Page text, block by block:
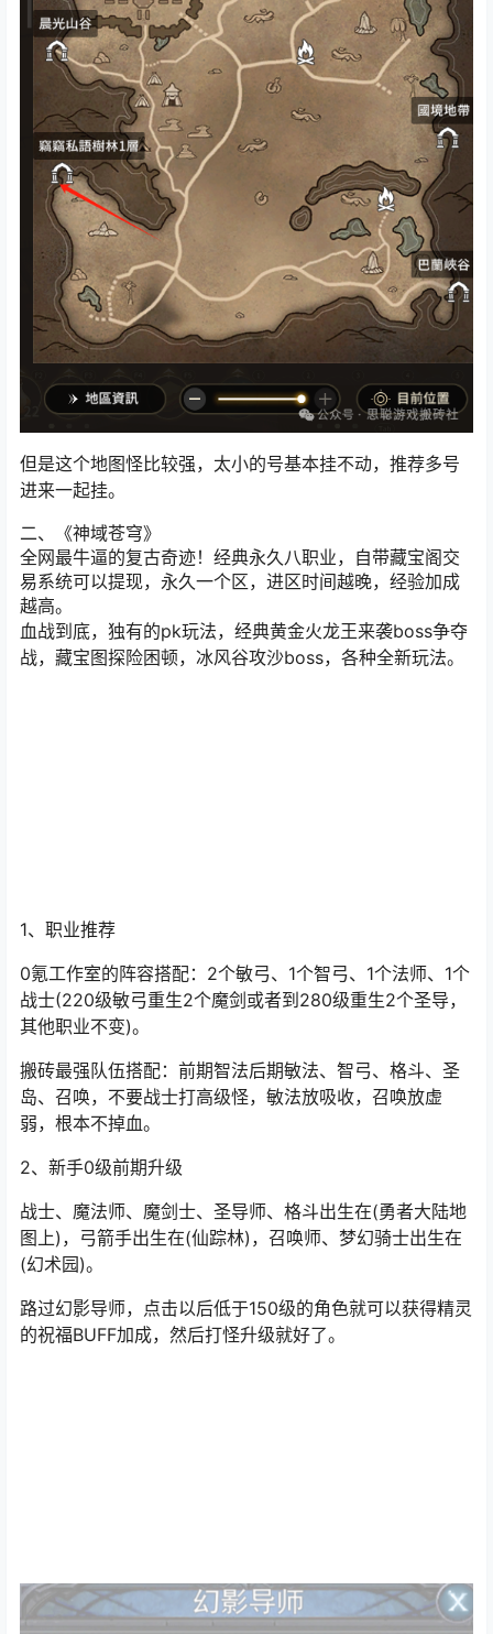
但是这个地图怪比较强，太小的号基本挂不动，推荐多号
进来一起挂。
二、《神域苍穹》
全网最牛逼的复古奇迹！经典永久八职业，自带藏宝阁交
易系统可以提现，永久一个区，进区时间越晚，经验加成
越高。
血战到底，独有的pk玩法，经典黄金火龙王来袭boss争夺
战，藏宝图探险困顿，冰风谷攻沙boss，各种全新玩法。
1、职业推荐
0氪工作室的阵容搭配：2个敏弓、1个智弓、1个法师、1个
战士(220级敏弓重生2个魔剑或者到280级重生2个圣导，
其他职业不变)。
搬砖最强队伍搭配：前期智法后期敏法、智弓、格斗、圣
岛、召唤，不要战士打高级怪，敏法放吸收，召唤放虚
弱，根本不掉血。
2、新手0级前期升级
战士、魔法师、魔剑士、圣导师、格斗出生在(勇者大陆地
图上)，弓箭手出生在(仙踪林)，召唤师、梦幻骑士出生在
(幻术园)。
路过幻影导师，点击以后低于150级的角色就可以获得精灵
的祝福BUFF加成，然后打怪升级就好了。